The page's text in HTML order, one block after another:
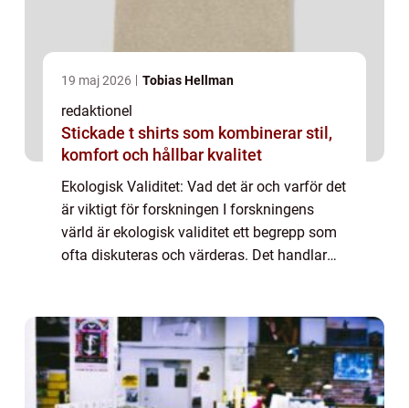
19 maj 2026 Tobias Hellman
redaktionel
Stickade t shirts som kombinerar stil,
komfort och hållbar kvalitet
Ekologisk Validitet: Vad det är och varför det
är viktigt för forskningen I forskningens
värld är ekologisk validitet ett begrepp som
ofta diskuteras och värderas. Det handlar